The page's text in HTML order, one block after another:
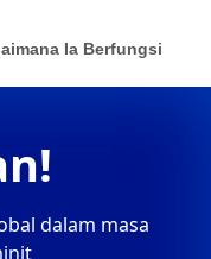
Ia Berfungsi
dalam masa